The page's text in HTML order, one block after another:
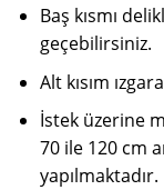
Baş kısmı
geçebilirsiniz.
Alt kısım
İstek üzerine
70 ile 120 cm
yapılmaktadır.